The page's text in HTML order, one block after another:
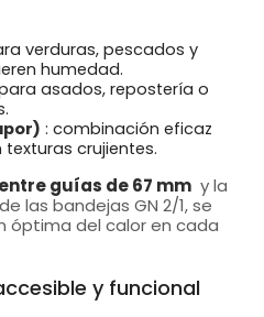
verduras, pescados y
humedad.
asados, repostería o
: combinación eficaz
crujientes.
guías de 67 mm y la
las bandejas GN 2/1, se
óptima del calor en cada
y funcional